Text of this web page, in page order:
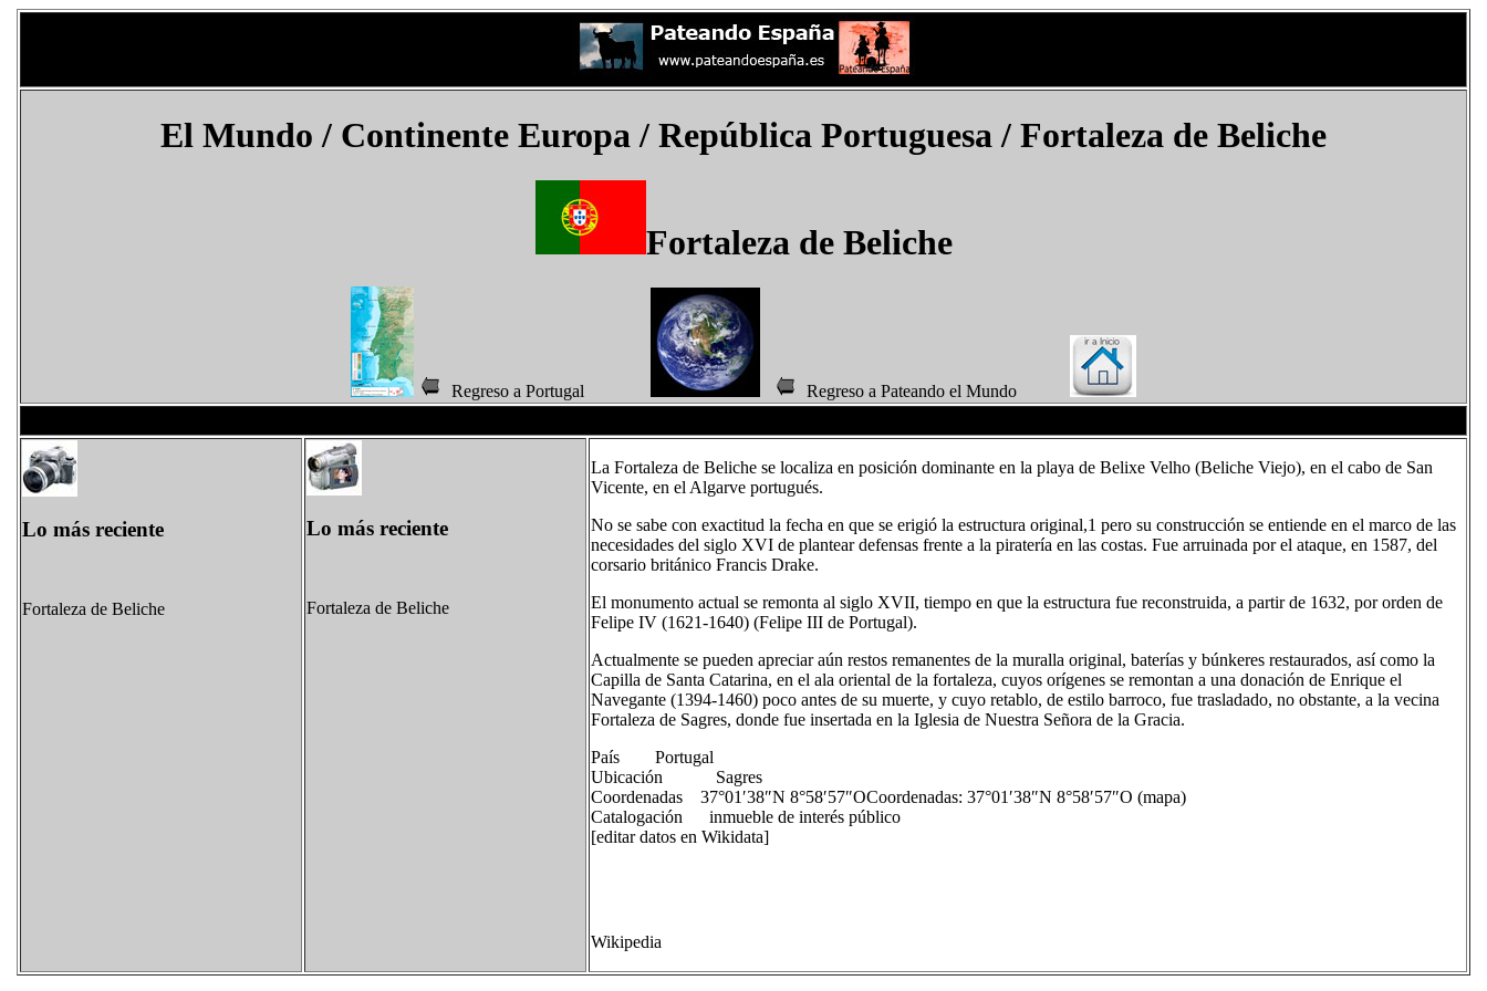
El Mundo/ Continente Europa / República Portuguesa/ Fortaleza de Beliche
Fortaleza de Beliche
Regreso a Portugal Regreso a Pateando el Mundo
Lo más reciente
Fortaleza de Beliche
Lo más reciente
Fortaleza de Beliche
La Fortaleza de Beliche se localiza en posición dominante en la playa de Belixe Velho (Beliche Viejo), en el cabo de San
Vicente, en el Algarve portugués.
No se sabe con exactitud la fecha en que se erigió la estructura original,1​ pero su construcción se entiende en el marco de las
necesidades del siglo XVI de plantear defensas frente a la piratería en las costas. Fue arruinada por el ataque, en 1587, del
corsario británico Francis Drake.
El monumento actual se remonta al siglo XVII, tiempo en que la estructura fue reconstruida, a partir de 1632, por orden de
Felipe IV (1621-1640) (Felipe III de Portugal).
Actualmente se pueden apreciar aún restos remanentes de la muralla original, baterías y búnkeres restaurados, así como la
Capilla de Santa Catarina, en el ala oriental de la fortaleza, cuyos orígenes se remontan a una donación de Enrique el
Navegante (1394-1460) poco antes de su muerte, y cuyo retablo, de estilo barroco, fue trasladado, no obstante, a la vecina
Fortaleza de Sagres, donde fue insertada en la Iglesia de Nuestra Señora de la Gracia.
País Portugal
Ubicación Sagres
Coordenadas 37°01′38″N 8°58′57″OCoordenadas: 37°01′38″N 8°58′57″O (mapa)
Catalogación inmueble de interés público
[editar datos en Wikidata]
Wikipedia